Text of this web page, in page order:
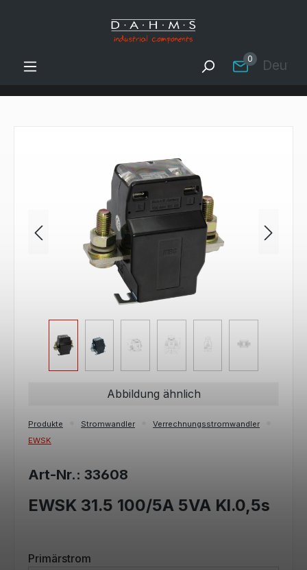
Zum Hauptinhalt springen
0
Bildergalerie überspringen
Abbildung ähnlich
Produkte Stromwandler
Verrechnungsstromwandler
EWSK
Art-Nr.: 33608
EWSK 31.5 100/5A 5VA Kl.0,5s
Primärstrom